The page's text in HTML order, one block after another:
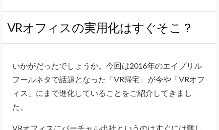
VRオフィスの実用化はすぐそこ？
いかがだったでしょうか。今回は2016年のエイプリル
フールネタで話題となった「VR帰宅」が今や「VRオフ
ィス」にまで進化していることをご紹介してきまし
た。
VRオフィスにバーチャル出社というのはすぐには難し